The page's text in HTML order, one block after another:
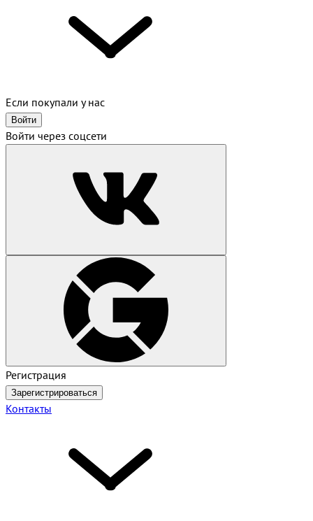
Если покупали у нас
Войти
Войти через соцсети
Регистрация
Зарегистрироваться
Контакты